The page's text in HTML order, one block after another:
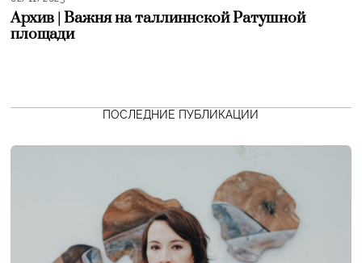
Архив | Важня на таллиннской Ратушной
площади
ПОСЛЕДНИЕ ПУБЛИКАЦИИ